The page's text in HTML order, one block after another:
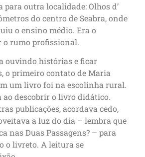
outra localidade: Olhos d’
do centro de Seabra, onde
o ensino médio. Era o
rumo profissional.
ouvindo histórias e ficar
o primeiro contato de Maria
um livro foi na escolinha rural.
ao descobrir o livro didático.
publicações, acordava cedo,
a luz do dia – lembra que
nas Duas Passagens? – para
o livreto. A leitura se